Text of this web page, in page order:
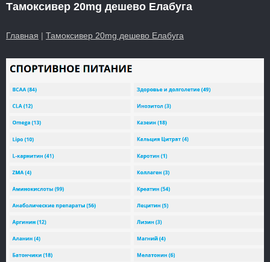
Тамоксивер 20mg дешево Елабуга
Главная | Тамоксивер 20mg дешево Елабуга